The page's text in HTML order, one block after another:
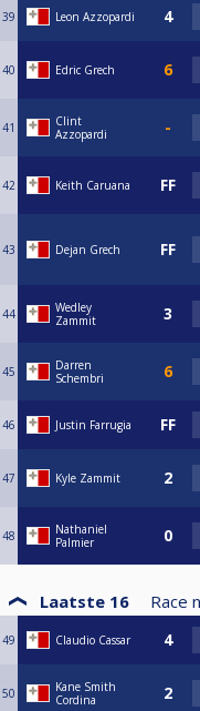
39 Leon Azzopardi
40 Edric Grech
41
Clint
Azzopardi
42 Keith Caruana
43 Dejan Grech
44
Wedley
Zammit
45
Darren
Schembri
46 Justin Farrugia
47 Kyle Zammit
48
Nathaniel
Palmier
Laatste 16 Race
49 Claudio Cassar
50
Kane Smith
Cordina